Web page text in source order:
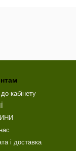
кабінету
і доставка